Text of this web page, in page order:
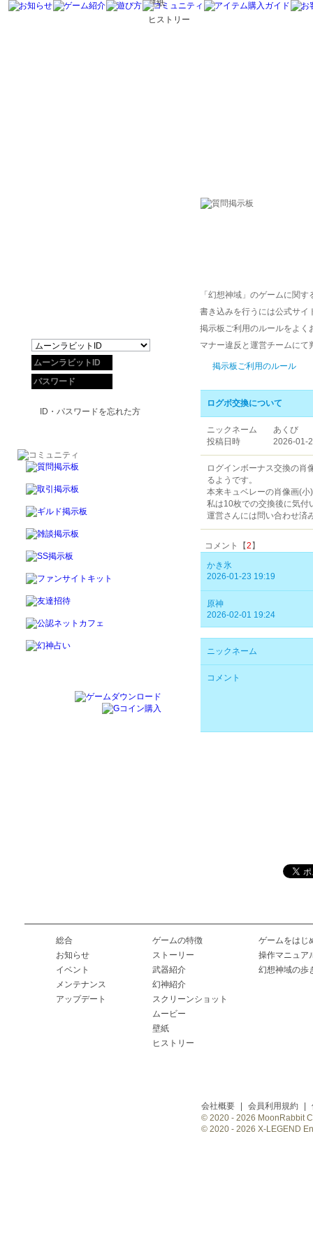
壁紙
ヒストリー
「幻想神域」のゲームに関
書き込みを行うには公式サイ
掲示板ご利用のルールをよ
マナー違反と運営チームに
掲示板ご利用のルール
ログボ交換について
ニックネーム
あくび
投稿日時
2026-01-
ログインボーナス交換の肖
るようです。
本来キュベレーの肖像画(
私は10枚での交換後に気付
運営さんには問い合わせ済
コメント【2 】
かき氷
2026-01-23 19:19
原神
2026-02-01 19:24
ニックネーム
コメント
ID・パスワードを忘れた方
総合
お知らせ
イベント
メンテナンス
アップデート
ゲームの特徴
ストーリー
武器紹介
幻神紹介
スクリーンショット
ムービー
壁紙
ヒストリー
ゲームをはじ
操作マニュア
幻想神域の歩
会社概要 会員利用規約
© 2020 - 2026 MoonRabbit
© 2020 - 2026 X-LEGEND